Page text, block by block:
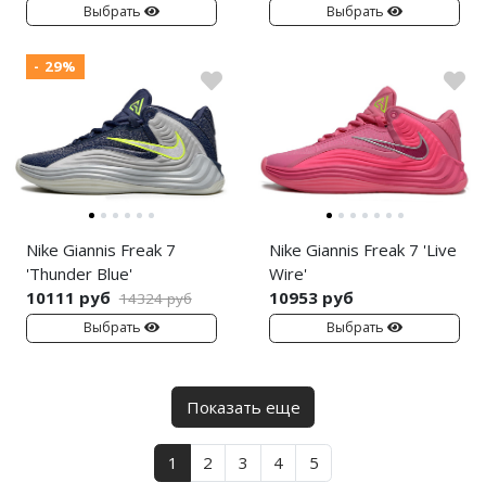
Выбрать Выбрать
- 29%
Nike Giannis Freak 7
'Thunder Blue'
10111 руб 14324 руб
Выбрать
Nike Giannis Freak 7 'Live
Wire'
10953 руб
Выбрать
Показать еще
1 2 3 4 5